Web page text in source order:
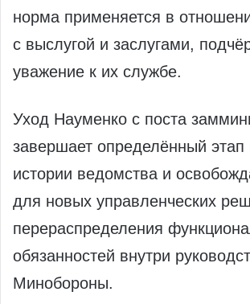
норма применяется в
с выслугой и заслугами,
уважение к их службе.
Уход Науменко с поста
завершает определённый этап
истории ведомства и
для новых управленческих
перераспределения
обязанностей внутри
Минобороны.